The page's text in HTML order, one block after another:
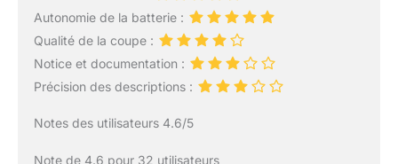
Autonomie de la batterie :
Qualité de la coupe :
Notice et documentation :
Précision des descriptions :
Notes des utilisateurs 4.6/5
Note de 4.6 pour 32 utilisateurs